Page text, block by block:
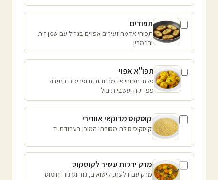
תפודים
תפוחי אדמה זעירים אפויים בגריל עם שמן זית
ורוזמרין
תפו"א אפוי
פלחי תפוחי אדמה זהובים ופריכים בתיבול
פפריקה ועשבי תיבול
קוסקוס מרוקאי אוורירי
קוסקוס סולת מסורתי המוכן בעבודת יד
מרק ירקות עשיר לקוסקוס
מרק עם דלעת, קישואים, גזר וגרגירי חומוס